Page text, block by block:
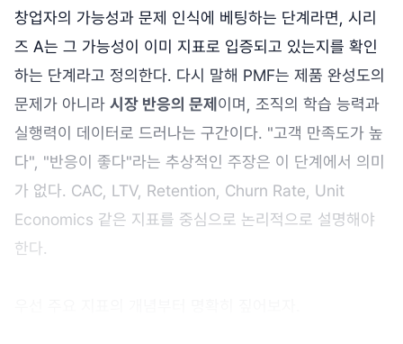
창업자의 가능성과 문제 인식에 베팅하는 단계라면, 시리
즈 A는 그 가능성이 이미 지표로 입증되고 있는지를 확인
하는 단계라고 정의한다. 다시 말해 PMF는 제품 완성도의
문제가 아니라 시장 반응의 문제 이며, 조직의 학습 능력과
실행력이 데이터로 드러나는 구간이다. "고객 만족도가 높
다", "반응이 좋다"라는 추상적인 주장은 이 단계에서 의미
가 없다. CAC, LTV, Retention, Churn Rate, Unit
Economics 같은 지표를 중심으로 논리적으로 설명해야
한다.